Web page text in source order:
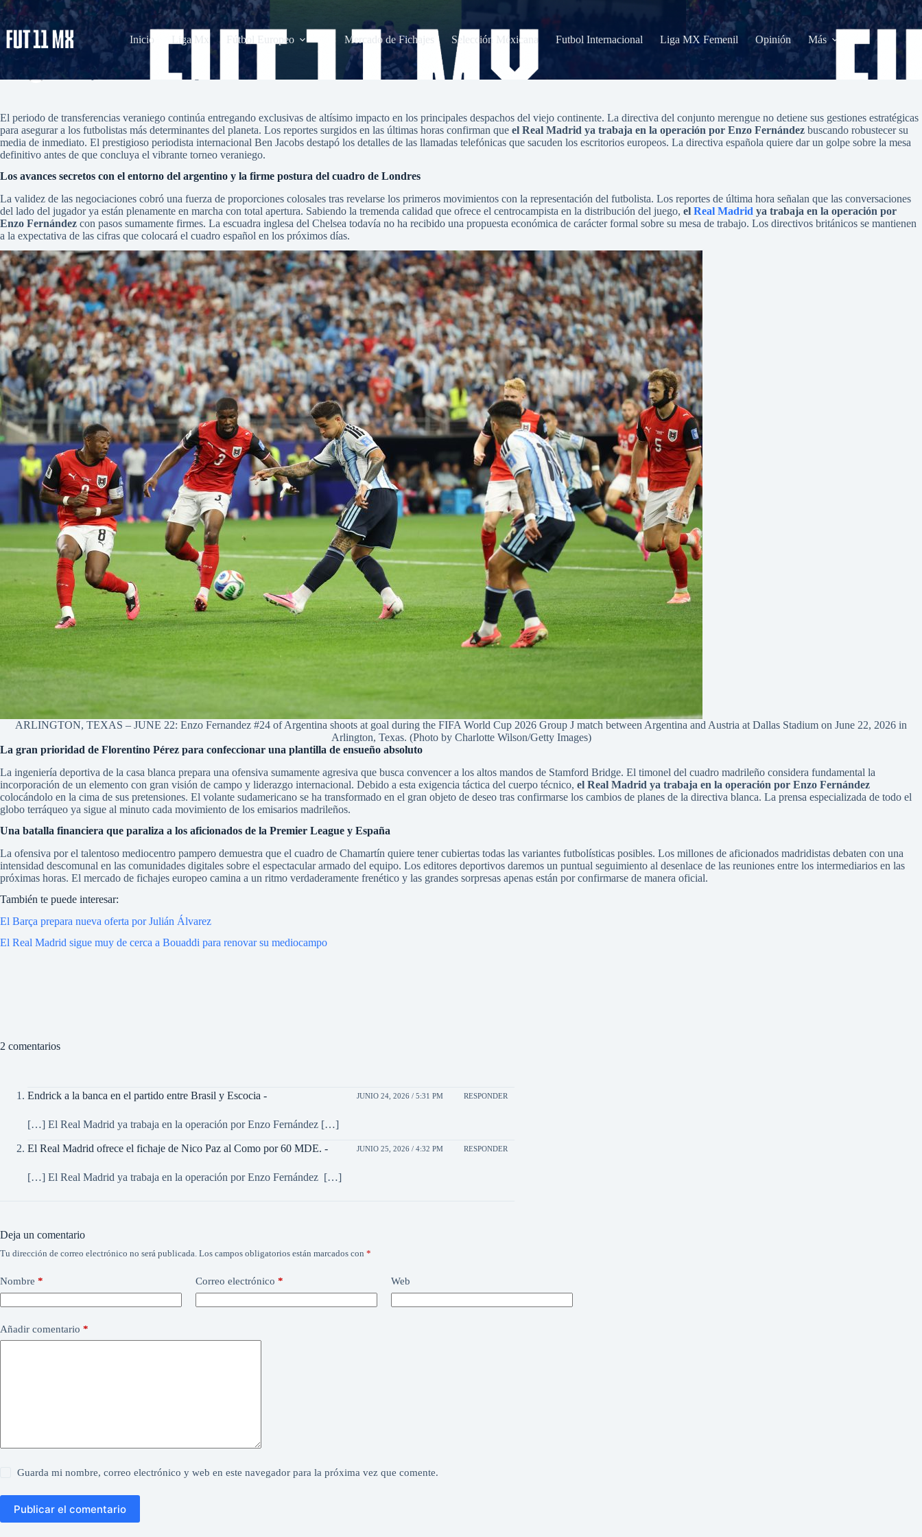
Saltar
al
contenido
Inicio
Liga Mx Fútbol Europeo Mercado de Fichajes Selección Méxicana Futbol Internacional Liga MX Femenil Opinión Más
El Real Madrid ya trabaja en la operación por Enzo Fernández tras luz verde del jugador
admin La Liga
El periodo de transferencias veraniego continúa entregando exclusivas de altísimo impacto en los principales despachos del viejo continente. La directiva del conjunto merengue no detiene sus gestiones estratégicas
para asegurar a los futbolistas más determinantes del planeta. Los reportes surgidos en las últimas horas confirman que el Real Madrid ya trabaja en la operación por Enzo Fernández buscando robustecer su
media de inmediato. El prestigioso periodista internacional Ben Jacobs destapó los detalles de las llamadas telefónicas que sacuden los escritorios europeos. La directiva española quiere dar un golpe sobre la mesa
definitivo antes de que concluya el vibrante torneo veraniego.
Los avances secretos con el entorno del argentino y la firme postura del cuadro de Londres
La validez de las negociaciones cobró una fuerza de proporciones colosales tras revelarse los primeros movimientos con la representación del futbolista. Los reportes de última hora señalan que las conversaciones
del lado del jugador ya están plenamente en marcha con total apertura. Sabiendo la tremenda calidad que ofrece el centrocampista en la distribución del juego, el Real Madrid ya trabaja en la operación por
Enzo Fernández con pasos sumamente firmes. La escuadra inglesa del Chelsea todavía no ha recibido una propuesta económica de carácter formal sobre su mesa de trabajo. Los directivos británicos se mantienen
a la expectativa de las cifras que colocará el cuadro español en los próximos días.
ARLINGTON, TEXAS – JUNE 22: Enzo Fernandez #24 of Argentina shoots at goal during the FIFA World Cup 2026 Group J match between Argentina and Austria at Dallas Stadium on June 22, 2026 in
Arlington, Texas. (Photo by Charlotte Wilson/Getty Images)
La gran prioridad de Florentino Pérez para confeccionar una plantilla de ensueño absoluto
La ingeniería deportiva de la casa blanca prepara una ofensiva sumamente agresiva que busca convencer a los altos mandos de Stamford Bridge. El timonel del cuadro madrileño considera fundamental la
incorporación de un elemento con gran visión de campo y liderazgo internacional. Debido a esta exigencia táctica del cuerpo técnico, el Real Madrid ya trabaja en la operación por Enzo Fernández
colocándolo en la cima de sus pretensiones. El volante sudamericano se ha transformado en el gran objeto de deseo tras confirmarse los cambios de planes de la directiva blanca. La prensa especializada de todo el
globo terráqueo ya sigue al minuto cada movimiento de los emisarios madrileños.
Una batalla financiera que paraliza a los aficionados de la Premier League y España
La ofensiva por el talentoso mediocentro pampero demuestra que el cuadro de Chamartín quiere tener cubiertas todas las variantes futbolísticas posibles. Los millones de aficionados madridistas debaten con una
intensidad descomunal en las comunidades digitales sobre el espectacular armado del equipo. Los editores deportivos daremos un puntual seguimiento al desenlace de las reuniones entre los intermediarios en las
próximas horas. El mercado de fichajes europeo camina a un ritmo verdaderamente frenético y las grandes sorpresas apenas están por confirmarse de manera oficial.
También te puede interesar:
El Barça prepara nueva oferta por Julián Álvarez
El Real Madrid sigue muy de cerca a Bouaddi para renovar su mediocampo
2 comentarios
Endrick a la banca en el partido entre Brasil y Escocia - JUNIO 24, 2026 / 5:31 PM RESPONDER
[…] El Real Madrid ya trabaja en la operación por Enzo Fernández […]
El Real Madrid ofrece el fichaje de Nico Paz al Como por 60 MDE. - JUNIO 25, 2026 / 4:32 PM RESPONDER
[…] El Real Madrid ya trabaja en la operación por Enzo Fernández […]
Deja un comentario
Tu dirección de correo electrónico no será publicada. Los campos obligatorios están marcados con *
Nombre * Correo electrónico * Web
Añadir comentario *
Guarda mi nombre, correo electrónico y web en este navegador para la próxima vez que comente.
Publicar el comentario